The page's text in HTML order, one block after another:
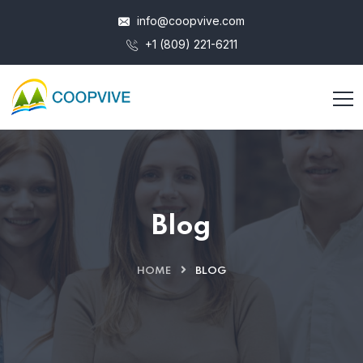
info@coopvive.com
+1 (809) 221-6211
Blog
HOME BLOG